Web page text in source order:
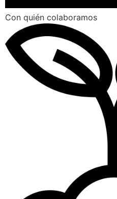
Con quién colaboramos